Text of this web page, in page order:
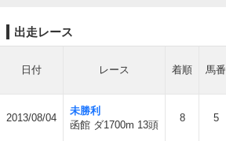
出走レース
日付 レース 着順 馬番
2013/08/04
未勝利
函館 ダ1700m 13頭
8 5